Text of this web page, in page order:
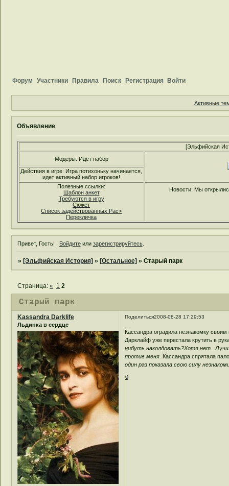
Форум Участники Правила Поиск Регистрация Войти
Активные
Объявление
[Эльфийская
Модеры: Идет набор
Действия в игре: Игра потихоньку начинается,
идет активный набор игроков!
Полезные ссылки:
Шаблон анкет
Требуются в игру
Сюжет
Список задействованных Рас>
Перекличка
Новости: Мы
Привет, Гость! Войдитеили зарегистрируйтесь.
»[Эльфийская История] »[Остальное] »Старый парк
Старый парк
Страница:« 1 2
Поделиться2008-08-28 17:29:53
Kassandra Darklife
Льдинка в сердце
Кассандра оградила незнакомку
Дарклайф уже перестала крутить в
нибуть наколдовать?Хотя
против меня. Кассандра спрятала
один раз показала свою силу
0